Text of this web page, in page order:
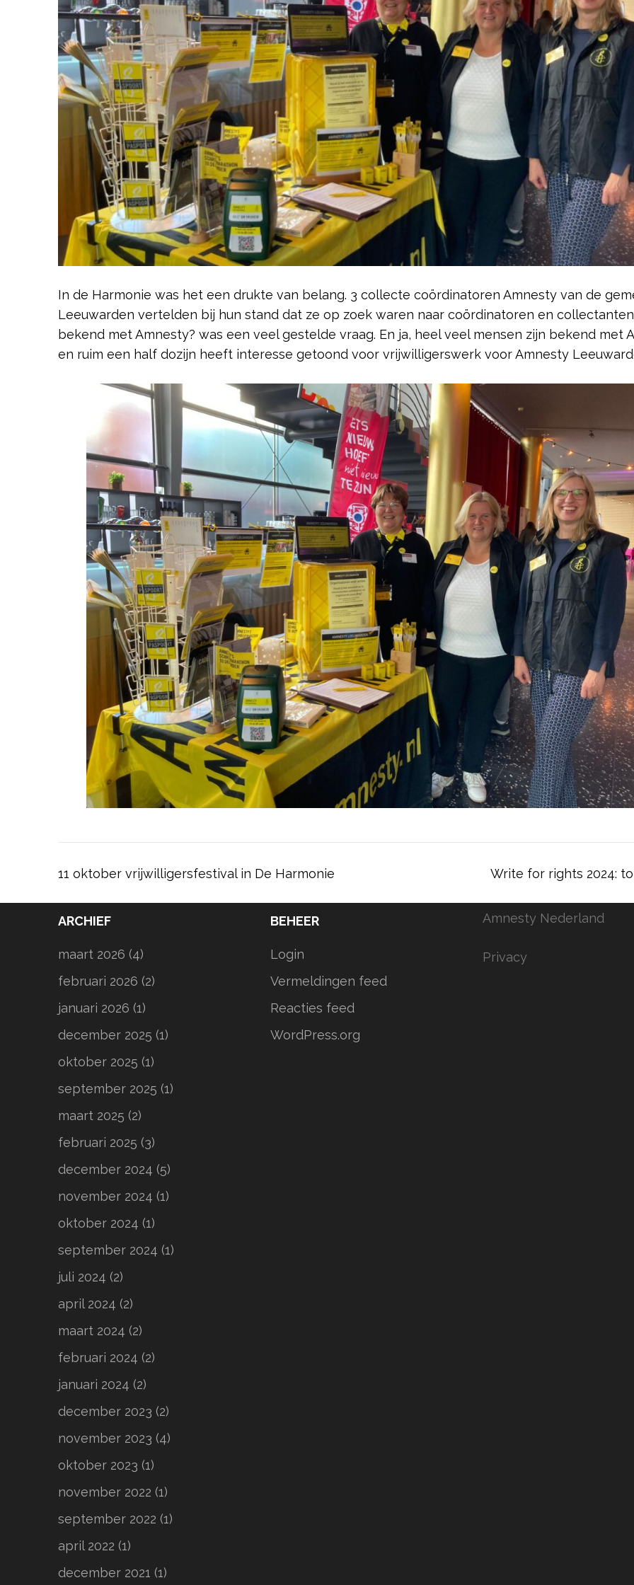
In de Harmonie was het een drukte van belang. 3 collecte coördinatoren Amnesty van de
Leeuwarden vertelden bij hun stand dat ze op zoek waren naar coördinatoren en
bekend met Amnesty? was een veel gestelde vraag. En ja, heel veel mensen zijn bekend met
en ruim een half dozijn heeft interesse getoond voor vrijwilligerswerk voor Amnesty
Bericht
11 oktober vrijwilligersfestival in De Harmonie Write for rights 2024:
ARCHIEF
maart 2026 (4)
februari 2026 (2)
januari 2026 (1)
december 2025 (1)
oktober 2025 (1)
september 2025 (1)
maart 2025 (2)
februari 2025 (3)
december 2024 (5)
november 2024 (1)
oktober 2024 (1)
september 2024 (1)
juli 2024 (2)
april 2024 (2)
maart 2024 (2)
februari 2024 (2)
januari 2024 (2)
december 2023 (2)
november 2023 (4)
oktober 2023 (1)
november 2022 (1)
september 2022 (1)
april 2022 (1)
december 2021 (1)
BEHEER
Login
Vermeldingen feed
Reacties feed
WordPress.org
Amnesty Nederland
Privacy